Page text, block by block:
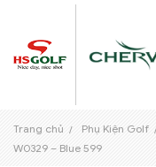
THƯƠNG HIỆU
Trang chủ Phụ Kiện Golf
W0329 – Blue 599